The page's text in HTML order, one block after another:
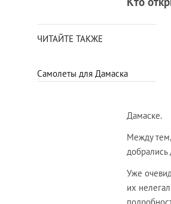
ЧИТАЙТЕ ТАКЖЕ
Самолеты для Дамаска
Дамаске.
Между
добрались
Уже
их